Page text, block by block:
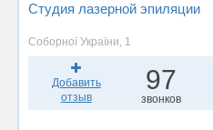
Студия лазерной эпиляции
Соборної України, 1
Добавить
отзыв
97
звонков